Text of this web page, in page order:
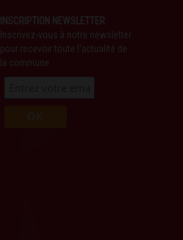
INSCRIPTION NEWSLETTER
Inscrivez-vous à notre newsletter
pour recevoir toute l'actualité de
la commune